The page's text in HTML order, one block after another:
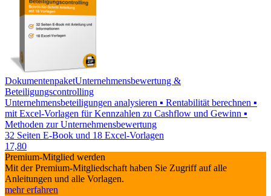
DokumentenpaketUnternehmensbewertung &
Beteiligungscontrolling
Unternehmensbeteiligungen analysieren ▪ Rentabilität berechnen ▪
mit Excel-Vorlagen für Kennzahlen zu Cashflow und Gewinn ▪
Methoden zur Unternehmensbewertung
32 Seiten E-Book und 18 Excel-Vorlagen
17,80
Premium-Mitglied werden
Mit der Premium-Mitgliedschaft haben Sie Zugriff auf alle
Anleitungen und alle Vorlagen.
mehr erfahren